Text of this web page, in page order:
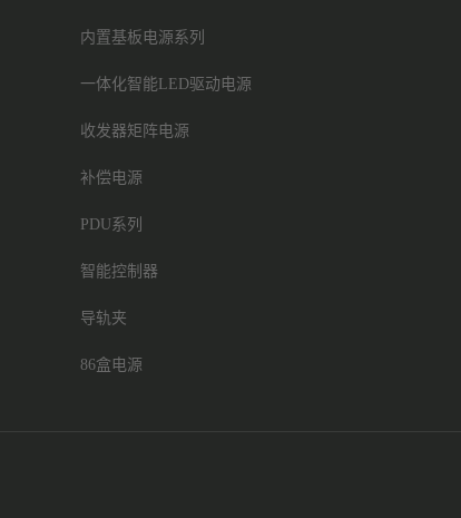
内置基板电源系列
一体化智能LED驱动电源
收发器矩阵电源
补偿电源
PDU系列
智能控制器
导轨夹
86盒电源